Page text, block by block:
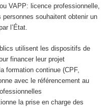
VAPP: licence professionnelle,
souhaitent obtenir un
l’État.
utilisent les dispositifs de
financer leur projet
formation continue (CPF,
avec le référencement au
la prise en charge des